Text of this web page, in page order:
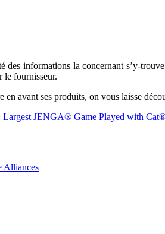
informations la concernant s’y-
le fournisseur.
avant ses produits, on vous laisse
JENGA® Game Played with
Alliances